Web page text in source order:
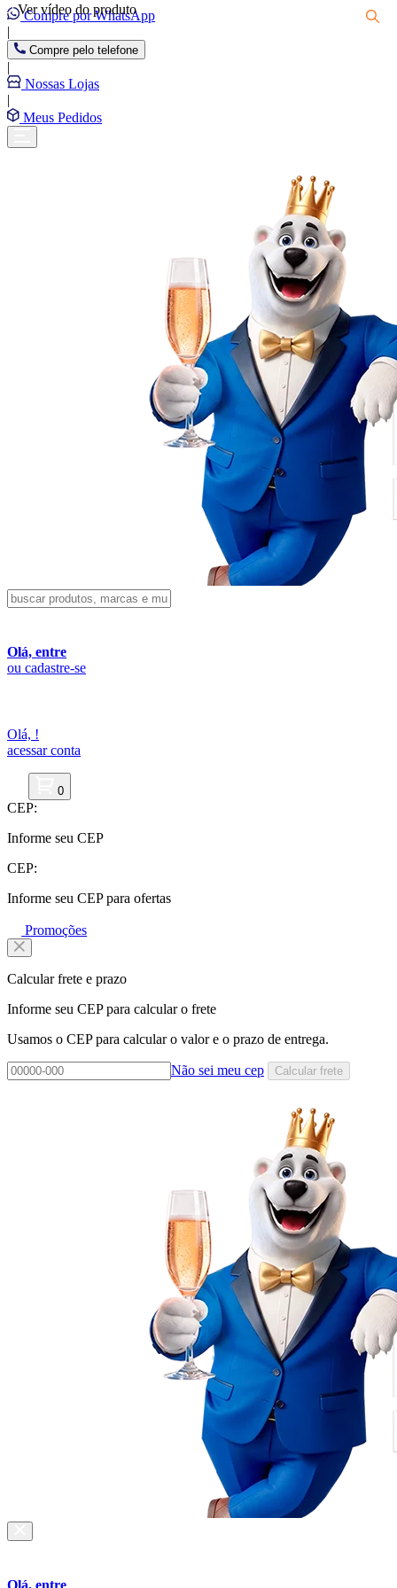
Compre por WhatsApp
|
Compre pelo telefone
|
Nossas Lojas
|
Meus Pedidos
Olá, entre
ou cadastre-se
Olá, !
acessar conta
0
CEP:
Informe seu CEP
CEP:
Informe seu CEP para ofertas
Promoções
Calcular frete e prazo
Informe seu CEP para calcular o frete
Usamos o CEP para calcular o valor e o prazo de entrega.
Não sei meu cep Calcular frete
Ver vídeo do produto